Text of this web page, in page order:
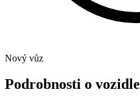
Nový vůz
Podrobnosti o vozidle